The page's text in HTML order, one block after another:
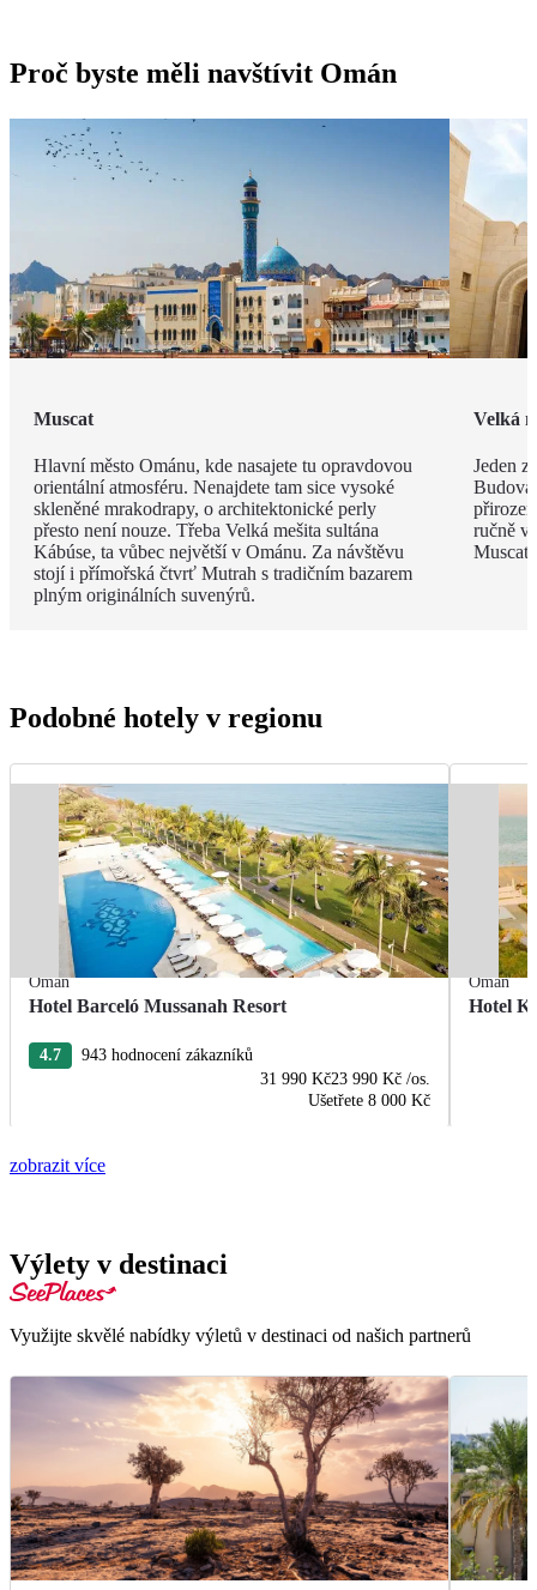
Proč byste měli navštívit Omán
Muscat
Hlavní město Ománu, kde nasajete tu opravdovou
orientální atmosféru. Nenajdete tam sice vysoké
skleněné mrakodrapy, o architektonické perly
přesto není nouze. Třeba Velká mešita sultána
Kábúse, ta vůbec největší v Ománu. Za návštěvu
stojí i přímořská čtvrť Mutrah s tradičním bazarem
plným originálních suvenýrů.
Velká
Jeden z
Budova
ručně
Podobné hotely v regionu
Omán
Hotel Barceló Mussanah Resort
4.7
943 hodnocení zákazníků
31 990 Kč23 990 Kč /os.
Ušetřete 8 000 Kč
Omán
Hotel
zobrazit více
Výlety v destinaci
Využijte skvělé nabídky výletů v destinaci od našich partnerů